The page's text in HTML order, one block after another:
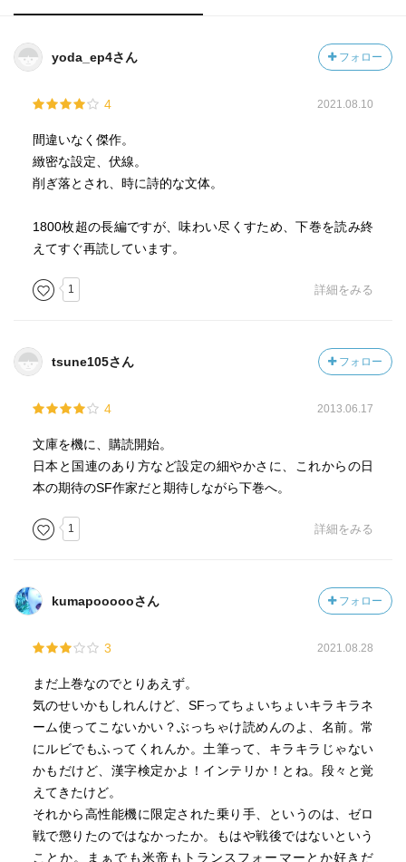
yoda_ep4さん フォロー
4 2021.08.10
間違いなく傑作。
緻密な設定、伏線。
削ぎ落とされ、時に詩的な文体。
1800枚超の長編ですが、味わい尽くすため、下巻を読み終
えてすぐ再読しています。
1 詳細をみる
tsune105さん フォロー
4 2013.06.17
文庫を機に、購読開始。
日本と国連のあり方など設定の細やかさに、これからの日
本の期待のSF作家だと期待しながら下巻へ。
1 詳細をみる
kumapoooooさん フォロー
3 2021.08.28
まだ上巻なのでとりあえず。
気のせいかもしれんけど、SFってちょいちょいキラキラネ
ーム使ってこないかい？ぶっちゃけ読めんのよ、名前。常
にルビでもふってくれんか。土筆って、キラキラじゃない
かもだけど、漢字検定かよ！インテリか！とね。段々と覚
えてきたけど。
それから高性能機に限定された乗り手、というのは、ゼロ
戦で懲りたのではなかったか。もはや戦後ではないという
ことか。まぁでも米帝もトランスフォーマーとか好きだ